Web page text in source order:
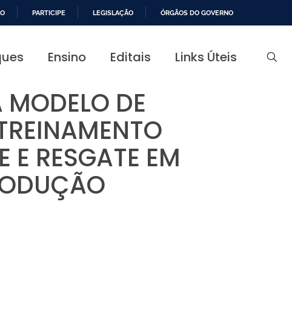
PARTICIPE LEGISLAÇÃO ÓRGÃOS DO GOVERNO
Ensino Editais Links Úteis
DE
RESGATE EM